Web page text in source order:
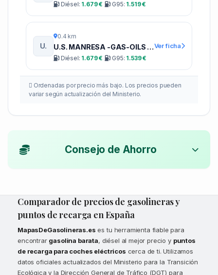
Diésel: 1.679 € G95: 1.519 €
U.
0.4 km
U.S. MANRESA -GAS-OILS ROVIRA-
Diésel: 1.679 € G95: 1.539 €
Ver ficha
Ordenadas por precio más bajo. Los precios pueden
variar según actualización del Ministerio.
Consejo de Ahorro
Comparador de precios de gasolineras y
puntos de recarga en España
MapasDeGasolineras.es es tu herramienta fiable para
encontrar gasolina barata, diésel al mejor precio y puntos
de recarga para coches eléctricos cerca de ti. Utilizamos
datos oficiales actualizados del Ministerio para la Transición
Ecológica y la Dirección General de Tráfico (DGT) para